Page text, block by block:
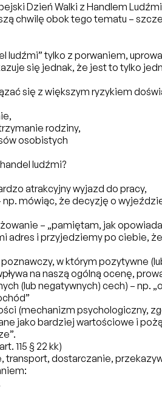
Dzień Walki z Handlem Ludźmi
chwilę obok tego tematu –
ludźmi” tylko z porwaniem,
się jednak, że jest to tylko
się z większym ryzykiem
rodziny,
osobistych
ludźmi?
atrakcyjny wyjazd do pracy,
mówiąc, że decyzję o
– „pamiętam, jak
adres i przyjedziemy po ciebie,
w którym pozytywne
na naszą ogólną ocenę,
(lub negatywnych) cech) – np.
(mechanizm psychologiczny,
jako bardziej wartościowe i
115 § 22 kk)
transport, dostarczanie,